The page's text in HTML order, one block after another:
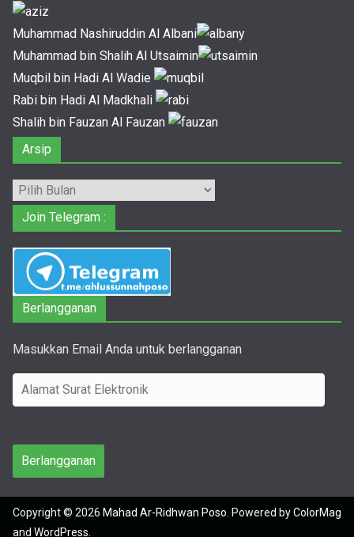
Muhammad Nashiruddin Al Albani
Muhammad bin Shalih Al Utsaimin
Muqbil bin Hadi Al Wadie
Rabi bin Hadi Al Madkhali
Shalih bin Fauzan Al Fauzan
Arsip
Arsip
Join Telegram :
Berlangganan
Masukkan Email Anda untuk berlangganan
l
m
t
S
Berlangganan
Copyright © 2026 Mahad Ar-Ridhwan Poso. Powered byColorMag
and WordPress.